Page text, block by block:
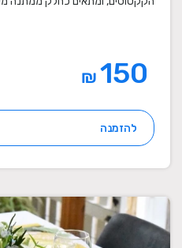
₪
להזמנה